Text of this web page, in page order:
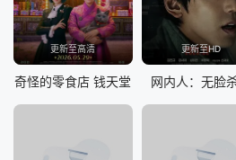
更新至高清
奇怪的零食店 钱天堂
更新至HD
网内人：无脸